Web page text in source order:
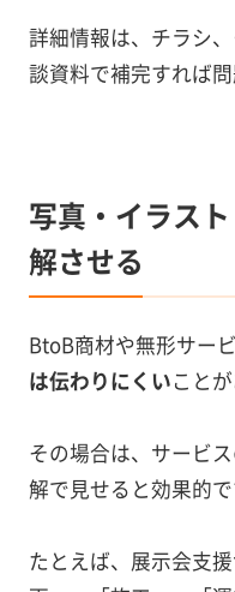
詳細情報は、チラシ
談資料で補完すれば問
写真・イラス
解させる
BtoB商材や無形サービ
は伝わりにくいこと
その場合は、サービ
解で見せると効果的で
たとえば、展示会支